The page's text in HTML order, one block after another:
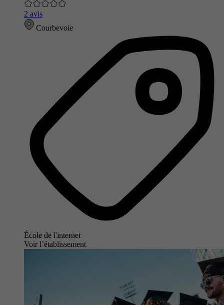
2 avis
Courbevoie
École de l'internet
Voir l’établissement